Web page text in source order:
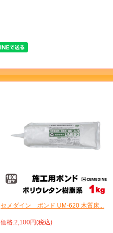
セメダイン ボンド UM-620 木質床...
価格:2,100円(税込)